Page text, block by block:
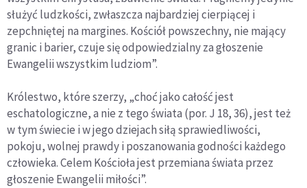
służyć ludzkości, zwłaszcza najbardziej cierpiącej i
zepchniętej na margines. Kościół powszechny, nie mający
granic i barier, czuje się odpowiedzialny za głoszenie
Ewangelii wszystkim ludziom”.
Królestwo, które szerzy, „choć jako całość jest
eschatologiczne, a nie z tego świata (por. J 18, 36), jest też
w tym świecie i w jego dziejach siłą sprawiedliwości,
pokoju, wolnej prawdy i poszanowania godności każdego
człowieka. Celem Kościoła jest przemiana świata przez
głoszenie Ewangelii miłości”.